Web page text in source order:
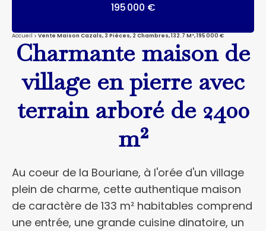
195 000 €
Accueil Vente Maison Cazals, 3 Pièces, 2 Chambres, 132.7 M², 195 000 €
Charmante maison de
village en pierre avec
terrain arboré de 2400
m²
Au coeur de la Bouriane, à l'orée d'un village
plein de charme, cette authentique maison
de caractère de 133 m² habitables comprend
une entrée, une grande cuisine dinatoire, un